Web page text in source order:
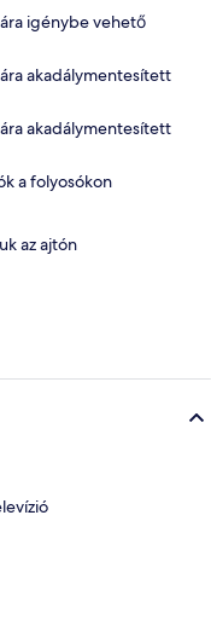
igénybe vehető
akadálymentesített
akadálymentesített
a folyosókon
az ajtón